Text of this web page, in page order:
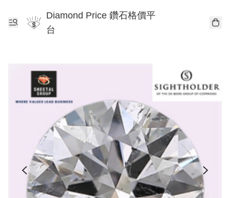
Diamond Price 鑽石格價平
台